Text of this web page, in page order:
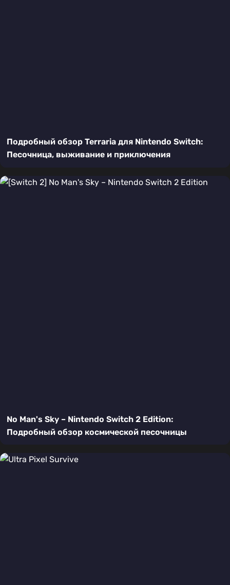
Подробный обзор Terraria для Nintendo Switch:
Песочница, выживание и приключения
No Man's Sky – Nintendo Switch 2 Edition:
Подробный обзор космической песочницы